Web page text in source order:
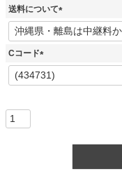
須
送料について
(
必
Cコード
(
必